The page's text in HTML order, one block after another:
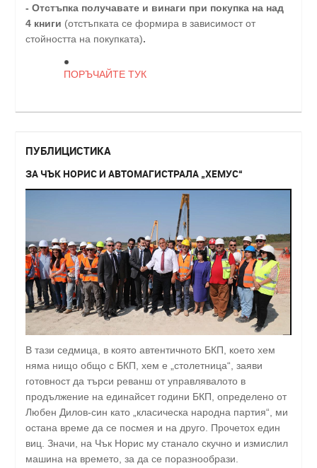
- Отстъпка получавате и винаги при покупка на над
4 книги (отстъпката се формира в зависимост от
стойността на покупката).
ПОРЪЧАЙТЕ ТУК
ПУБЛИЦИСТИКА
ЗА ЧЪК НОРИС И АВТОМАГИСТРАЛА „ХЕМУС“
В тази седмица, в която автентичното БКП, което хем
няма нищо общо с БКП, хем е „столетница“, заяви
готовност да търси реванш от управлявалото в
продължение на единайсет години БКП, определено от
Любен Дилов-син като „класическа народна партия“, ми
остана време да се посмея и на друго. Прочетох един
виц. Значи, на Чък Норис му станало скучно и измислил
машина на времето, за да се поразнообрази.